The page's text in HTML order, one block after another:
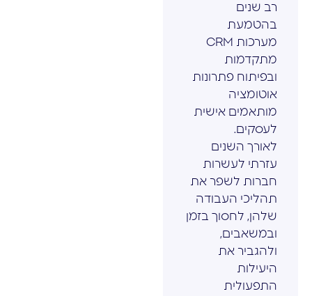
רב שנים
בהטמעת
מערכות CRM
מתקדמות
ובפיתוח פתרונות
אוטומציה
מותאמים אישית
לעסקים.
לאורך השנים
עזרתי לעשרות
חברות לשפר את
תהליכי העבודה
שלהן, לחסוך בזמן
ובמשאבים,
ולהגביר את
היעילות
התפעולית